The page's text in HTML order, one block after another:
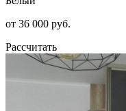
от 36 000 руб.
Рассчитать